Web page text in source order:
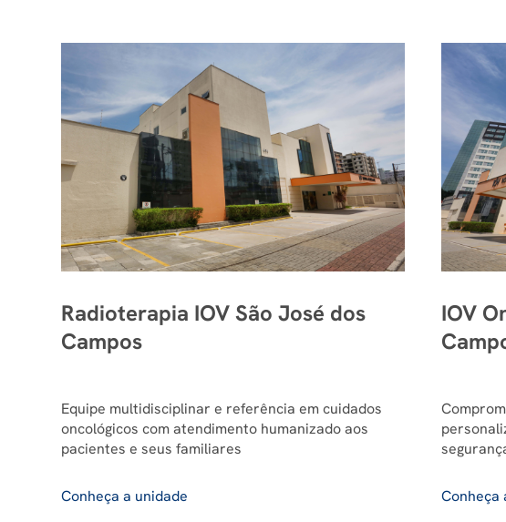
Radioterapia IOV São José dos
Campos
Equipe multidisciplinar e referência em cuidados
oncológicos com atendimento humanizado aos
pacientes e seus familiares
Conheça a unidade
IOV
Conheça